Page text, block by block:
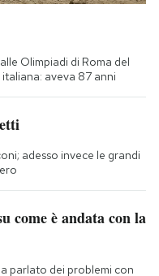
Olimpiadi di Roma del
aveva 87 anni
adesso invece le grandi
come è andata con la
parlato dei problemi con